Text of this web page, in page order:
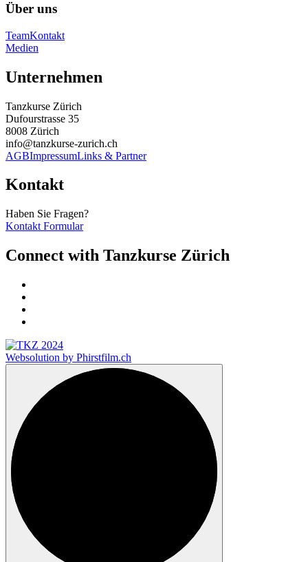
Über uns
TeamKontakt
Medien
Unternehmen
Tanzkurse Zürich
Dufourstrasse 35
8008 Zürich
info@tanzkurse-zurich.ch
AGBImpressumLinks & Partner
Kontakt
Haben Sie Fragen?
Kontakt Formular
Connect with Tanzkurse Zürich
Websolution by Phirstfilm.ch